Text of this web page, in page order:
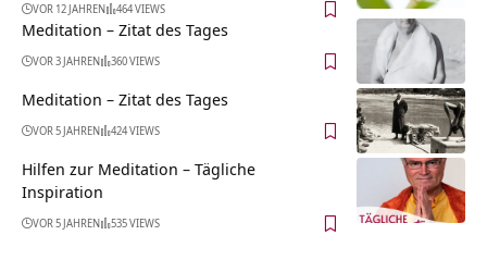
VOR 12 JAHREN 464 VIEWS
Meditation – Zitat des Tages
VOR 3 JAHREN 360 VIEWS
Meditation – Zitat des Tages
VOR 5 JAHREN 424 VIEWS
Hilfen zur Meditation – Tägliche
Inspiration
VOR 5 JAHREN 535 VIEWS